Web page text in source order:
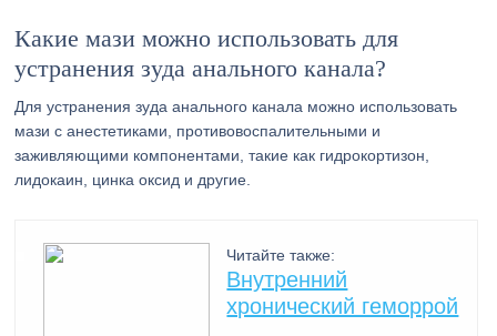
Какие мази можно использовать для
устранения зуда анального канала?
Для устранения зуда анального канала можно использовать
мази с анестетиками, противовоспалительными и
заживляющими компонентами, такие как гидрокортизон,
лидокаин, цинка оксид и другие.
Читайте также:
Внутренний
хронический геморрой